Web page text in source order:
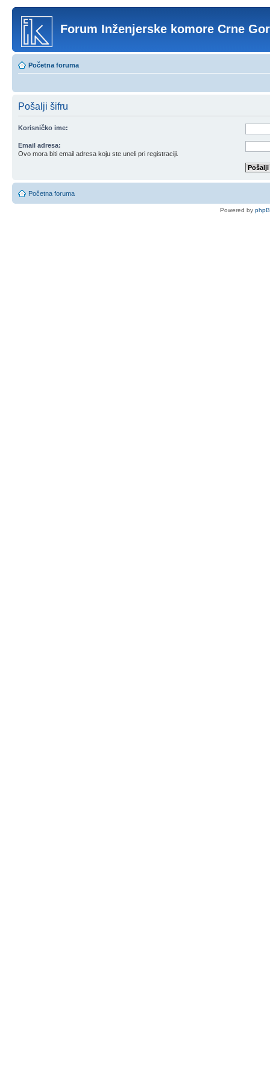
Forum Inženjerske komore Crne
Početna foruma
Pošalji šifru
Korisničko ime:
Email adresa:
Ovo mora biti email adresa koju ste uneli pri registraciji.
Početna foruma
Powered by